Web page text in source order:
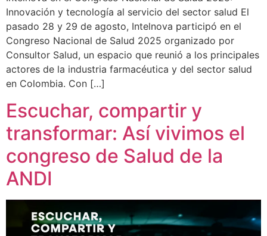
Innovación y tecnología al servicio del sector salud El
pasado 28 y 29 de agosto, Intelnova participó en el
Congreso Nacional de Salud 2025 organizado por
Consultor Salud, un espacio que reunió a los principales
actores de la industria farmacéutica y del sector salud
en Colombia. Con […]
Escuchar, compartir y
transformar: Así vivimos el
congreso de Salud de la
ANDI